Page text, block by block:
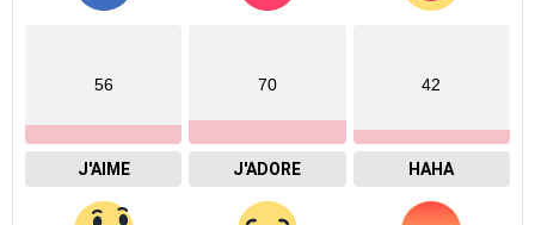
56
J'AIME
70
J'ADORE
42
HAHA